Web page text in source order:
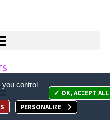
you control
OK, ACCEPT ALL
PERSONALIZE